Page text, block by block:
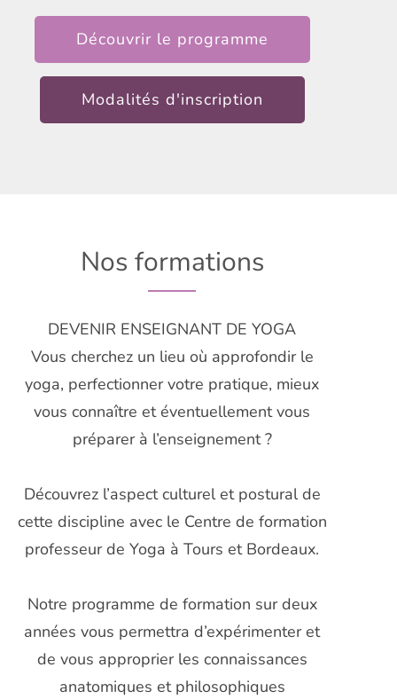
Découvrir le programme
Modalités d'inscription
Nos formations
DEVENIR ENSEIGNANT DE YOGA
Vous cherchez un lieu où approfondir le
yoga, perfectionner votre pratique, mieux
vous connaître et éventuellement vous
préparer à l’enseignement ?
Découvrez l’aspect culturel et postural de
cette discipline avec le Centre de formation
professeur de Yoga à Tours et Bordeaux.
Notre programme de formation sur deux
années vous permettra d’expérimenter et
de vous approprier les connaissances
anatomiques et philosophiques